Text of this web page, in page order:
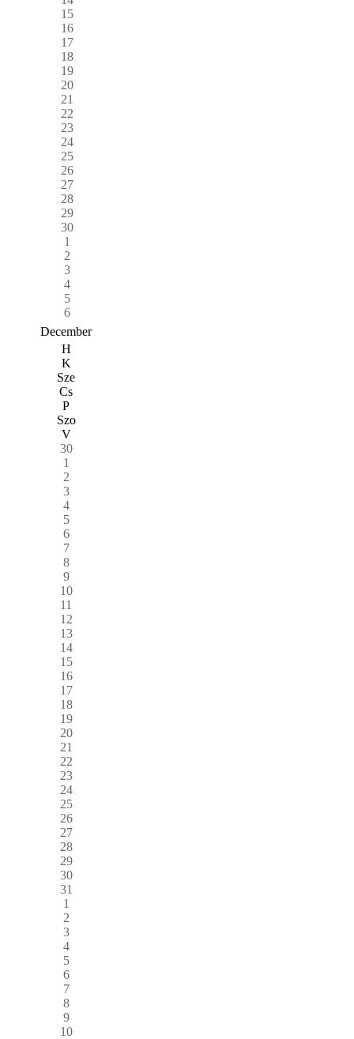
15
16
17
18
19
20
21
22
23
24
25
26
27
28
29
30
1
2
3
4
5
6
December
H
K
Sze
Cs
P
Szo
V
30
1
2
3
4
5
6
7
8
9
10
11
12
13
14
15
16
17
18
19
20
21
22
23
24
25
26
27
28
29
30
31
1
2
3
4
5
6
7
8
9
10